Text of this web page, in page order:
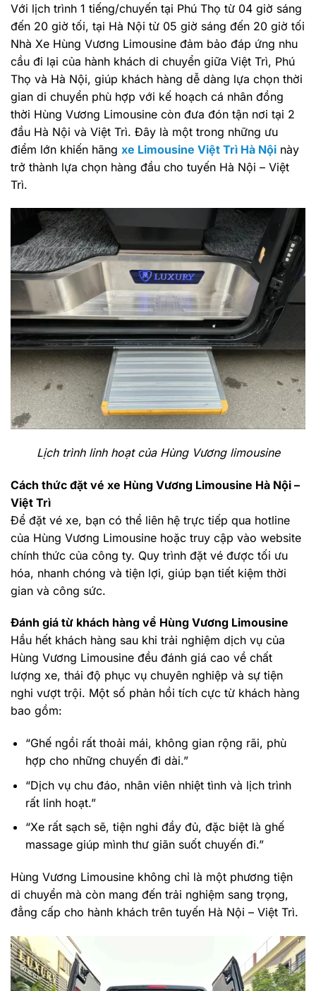
Với lịch trình 1 tiếng/chuyến tại Phú Thọ từ 04 giờ sáng
đến 20 giờ tối, tại Hà Nội từ 05 giờ sáng đến 20 giờ tối
Nhà Xe Hùng Vương Limousine đảm bảo đáp ứng nhu
cầu đi lại của hành khách di chuyển giữa Việt Trì, Phú
Thọ và Hà Nội, giúp khách hàng dễ dàng lựa chọn thời
gian di chuyển phù hợp với kế hoạch cá nhân đồng
thời Hùng Vương Limousine còn đưa đón tận nơi tại 2
đầu Hà Nội và Việt Trì. Đây là một trong những ưu
điểm lớn khiến hãng xe Limousine Việt Trì Hà Nội này
trở thành lựa chọn hàng đầu cho tuyến Hà Nội – Việt
Trì.
Lịch trình linh hoạt của Hùng Vương limousine
Cách thức đặt vé xe Hùng Vương Limousine Hà Nội –
Việt Trì
Để đặt vé xe, bạn có thể liên hệ trực tiếp qua hotline
của Hùng Vương Limousine hoặc truy cập vào website
chính thức của công ty. Quy trình đặt vé được tối ưu
hóa, nhanh chóng và tiện lợi, giúp bạn tiết kiệm thời
gian và công sức.
Đánh giá từ khách hàng về Hùng Vương Limousine
Hầu hết khách hàng sau khi trải nghiệm dịch vụ của
Hùng Vương Limousine đều đánh giá cao về chất
lượng xe, thái độ phục vụ chuyên nghiệp và sự tiện
nghi vượt trội. Một số phản hồi tích cực từ khách hàng
bao gồm:
“Ghế ngồi rất thoải mái, không gian rộng rãi, phù
hợp cho những chuyến đi dài.”
“Dịch vụ chu đáo, nhân viên nhiệt tình và lịch trình
rất linh hoạt.”
“Xe rất sạch sẽ, tiện nghi đầy đủ, đặc biệt là ghế
massage giúp mình thư giãn suốt chuyến đi.”
Hùng Vương Limousine không chỉ là một phương tiện
di chuyển mà còn mang đến trải nghiệm sang trọng,
đẳng cấp cho hành khách trên tuyến Hà Nội – Việt Trì.